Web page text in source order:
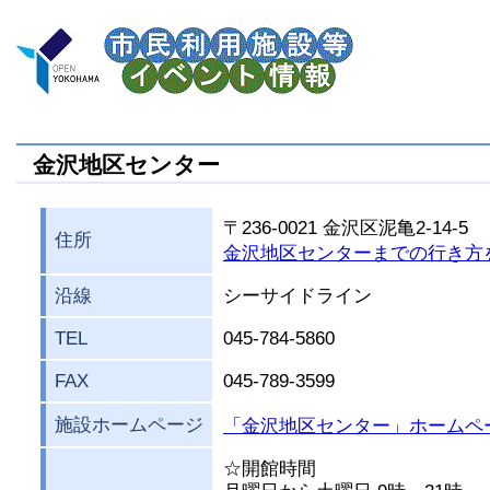
金沢地区センター
住所
〒236-0021 金沢区泥亀2-14-5
金沢地区センターまでの行き方
沿線 シーサイドライン
TEL 045-784-5860
FAX 045-789-3599
施設ホームページ 「金沢地区センター」ホームペ
☆開館時間